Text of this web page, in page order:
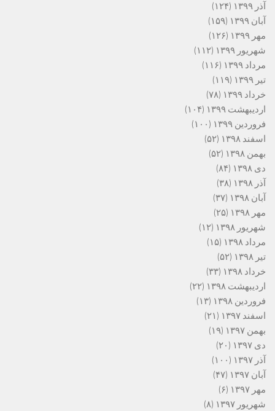
آذر ۱۳۹۹
(۱۲۴)
آبان ۱۳۹۹
(۱۵۹)
مهر ۱۳۹۹
(۱۲۶)
شهریور ۱۳۹۹
(۱۱۲)
مرداد ۱۳۹۹
(۱۱۶)
تیر ۱۳۹۹
(۱۱۹)
خرداد ۱۳۹۹
(۷۸)
اردیبهشت ۱۳۹۹
(۱۰۴)
فروردین ۱۳۹۹
(۱۰۰)
اسفند ۱۳۹۸
(۵۲)
بهمن ۱۳۹۸
(۵۲)
دی ۱۳۹۸
(۸۴)
آذر ۱۳۹۸
(۳۸)
آبان ۱۳۹۸
(۳۷)
مهر ۱۳۹۸
(۲۵)
شهریور ۱۳۹۸
(۱۲)
مرداد ۱۳۹۸
(۱۵)
تیر ۱۳۹۸
(۵۲)
خرداد ۱۳۹۸
(۳۳)
اردیبهشت ۱۳۹۸
(۲۲)
فروردین ۱۳۹۸
(۱۳)
اسفند ۱۳۹۷
(۲۱)
بهمن ۱۳۹۷
(۱۹)
دی ۱۳۹۷
(۲۰)
آذر ۱۳۹۷
(۱۰۰)
آبان ۱۳۹۷
(۴۷)
مهر ۱۳۹۷
(۶)
شهریور ۱۳۹۷
(۸)